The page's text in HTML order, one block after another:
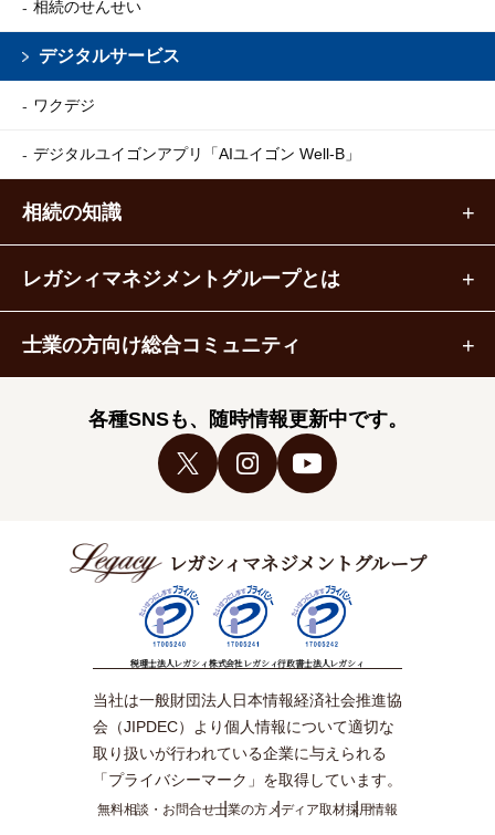
相続のせんせい
デジタルサービス
ワクデジ
デジタルユイゴンアプリ 「AIユイゴン Well-B」
相続の知識
レガシィマネジメントグループとは
士業の方向け総合コミュニティ
各種SNSも、随時情報更新中です。
レガシィマネジメントグループ
税理士法人レガシィ株式会社レガシィ行政書士法人レガシィ
当社は一般財団法人日本情報経済社会推進協
会（JIPDEC）より個人情報について適切な
取り扱いが行われている企業に与えられる
「プライバシーマーク」を取得しています。
無料相談・お問合せ士業の方メディア取材採用情報